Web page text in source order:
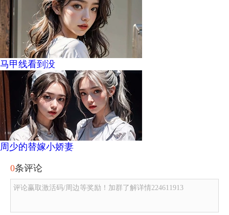
马甲线看到没
周少的替嫁小娇妻
0条评论
评论赢取激活码/周边等奖励！加群了解详情224611913